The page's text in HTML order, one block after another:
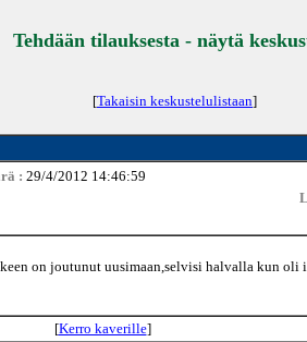
Tehdään tilauksesta - näytä
[Takaisin keskustelulistaan]
: 29/4/2012 14:46:59
on joutunut uusimaan,selvisi halvalla kun
[Kerro kaverille]